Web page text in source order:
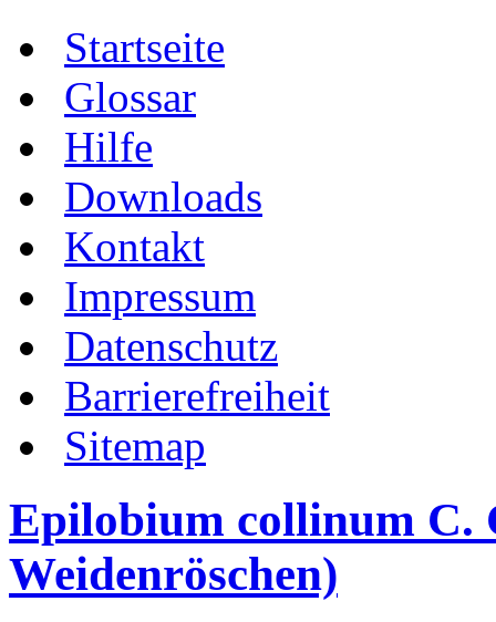
Startseite
Glossar
Hilfe
Downloads
Kontakt
Impressum
Datenschutz
Barrierefreiheit
Sitemap
Epilobium collinum C.
Weidenröschen)